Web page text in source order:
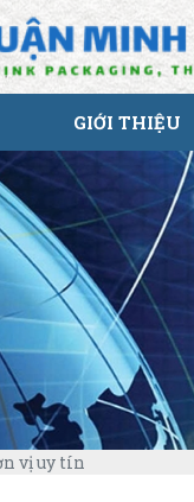
GIỚI THIỆU
vị uy tín